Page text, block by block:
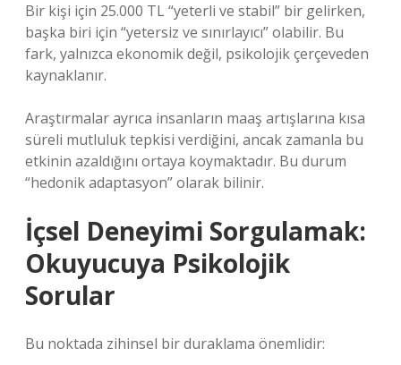
Bir kişi için 25.000 TL “yeterli ve stabil” bir gelirken,
başka biri için “yetersiz ve sınırlayıcı” olabilir. Bu
fark, yalnızca ekonomik değil, psikolojik çerçeveden
kaynaklanır.
Araştırmalar ayrıca insanların maaş artışlarına kısa
süreli mutluluk tepkisi verdiğini, ancak zamanla bu
etkinin azaldığını ortaya koymaktadır. Bu durum
“hedonik adaptasyon” olarak bilinir.
İçsel Deneyimi Sorgulamak:
Okuyucuya Psikolojik
Sorular
Bu noktada zihinsel bir duraklama önemlidir: